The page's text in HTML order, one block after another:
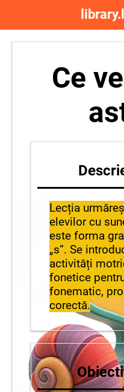
Ce
Lecția
elevilor cu
este forma
„s”. Se
activități
fonetice
fonematic,
corectă.